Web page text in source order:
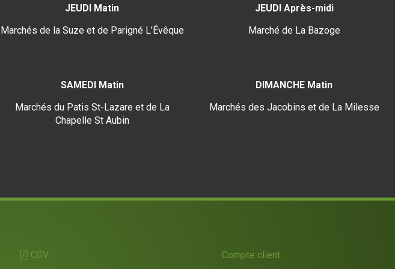
JEUDI Matin
Marchés de la Suze et de Parigné L’Évêque
JEUDI Après-midi
Marché de La Bazoge
SAMEDI Matin
Marchés du Patis St-Lazare et de La
Chapelle St Aubin
DIMANCHE Matin
Marchés des Jacobins et de La Milesse
CGV Compte client